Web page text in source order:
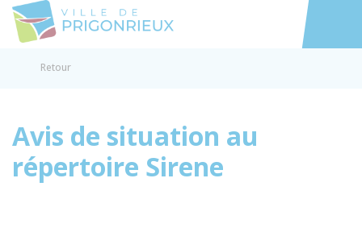
Accéder
Retour
Avis de situation au
répertoire Sirene